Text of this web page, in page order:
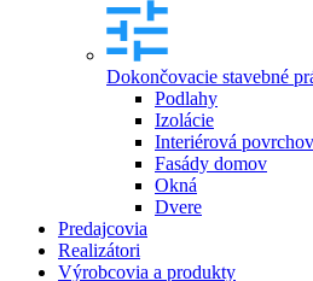
Dokončovacie stavebné
Podlahy
Izolácie
Interiérová
Fasády domov
Okná
Dvere
Predajcovia
Realizátori
Výrobcovia a produkty